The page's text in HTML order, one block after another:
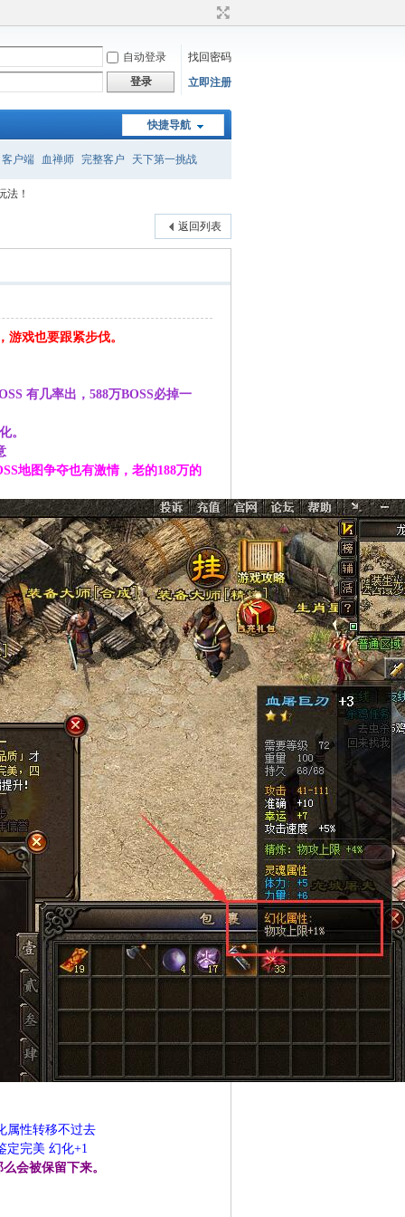
自动登录
找回密码
登录 立即注册
快捷导航
客户端 血禅师 完整客户 天下第一挑战
唤 转属性
法！
返回列表
戏也要跟紧步伐。
有几率出，588万BOSS必掉一
。
地图争夺也有激情，老的188万的
属性转移不过去
完美 幻化+1
会被保留下来。